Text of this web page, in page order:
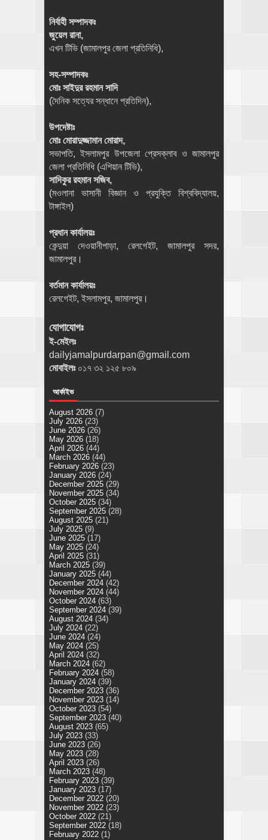
নির্বাহী সম্পাদকঃ
জুয়েল রানা,
এখন টিভি (জামালপুর জেলা প্রতিনিধি),
সহ-সম্পাদকঃ
মোঃ সাইদুর রহমান সাদি
(দৈনিক সত্যের সন্ধানে প্রতিদিন),
উপদেষ্টাঃ
মোঃ মোরাদুজ্জামান মোরাদ,
সভাপতি, ইসলামপুর উপজেলা প্রেসক্লাব ও জামালপুর
জেলা প্রতিনিধি (এশিয়ান টিভি),
সাদিকুর রহমান সজিব,
(মওলানা ভাসানী বিজ্ঞান ও প্রযুক্তি বিশ্ববিদ্যালয়,
টাঙ্গাইল)
প্রধান কার্যালয়ঃ
কেন্দুয়া দেওয়ানীপাড়া, রেলগেইট, জামালপুর সদর,
জামালপুর।
বর্তমান কার্যালয়ঃ
রেলগেইট, ইসলামপুর, জামালপুর।
যোগাযোগঃ
ই-মেইলঃ
dailyjamalpurdarpan@gmail.com
মোবাইলঃ ০১৭ ৩২ ১২৫ ৮০৯
আর্কাইভ
August 2026 (7)
July 2026 (23)
June 2026 (26)
May 2026 (18)
April 2026 (44)
March 2026 (44)
February 2026 (23)
January 2026 (24)
December 2025 (29)
November 2025 (34)
October 2025 (34)
September 2025 (28)
August 2025 (21)
July 2025 (9)
June 2025 (17)
May 2025 (24)
April 2025 (31)
March 2025 (39)
January 2025 (44)
December 2024 (42)
November 2024 (44)
October 2024 (63)
September 2024 (39)
August 2024 (34)
July 2024 (22)
June 2024 (24)
May 2024 (25)
April 2024 (32)
March 2024 (62)
February 2024 (58)
January 2024 (39)
December 2023 (36)
November 2023 (14)
October 2023 (54)
September 2023 (40)
August 2023 (65)
July 2023 (33)
June 2023 (26)
May 2023 (28)
April 2023 (26)
March 2023 (48)
February 2023 (39)
January 2023 (17)
December 2022 (20)
November 2022 (23)
October 2022 (21)
September 2022 (18)
February 2022 (1)